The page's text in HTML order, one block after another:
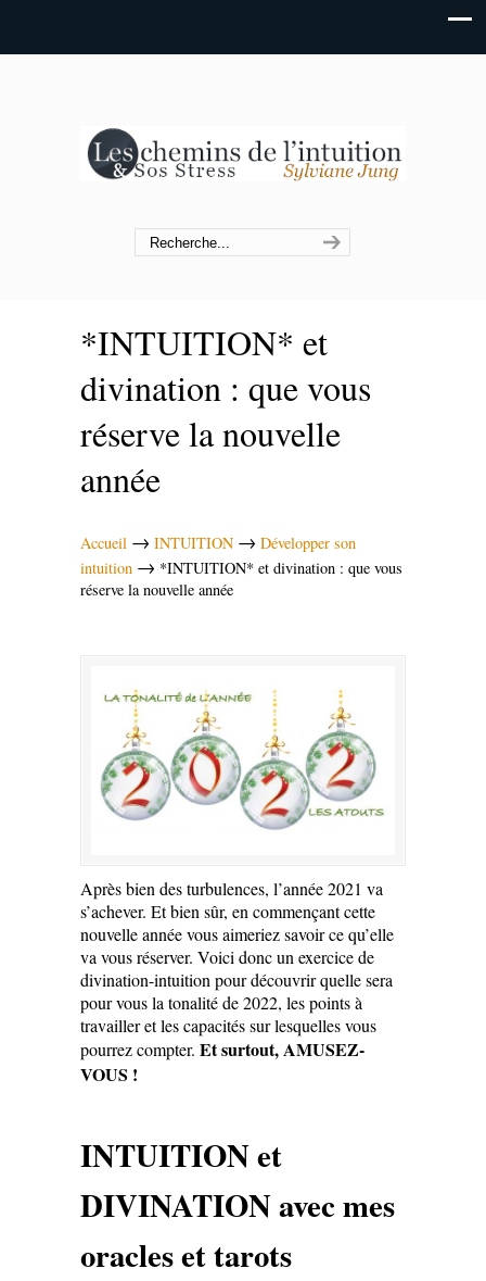
*INTUITION* et
divination : que vous
réserve la nouvelle
année
Accueil → INTUITION → Développer son
intuition → *INTUITION* et divination : que vous
réserve la nouvelle année
Après bien des turbulences, l’année 2021 va
s’achever. Et bien sûr, en commençant cette
nouvelle année vous aimeriez savoir ce qu’elle
va vous réserver. Voici donc un exercice de
divination-intuition pour découvrir quelle sera
pour vous la tonalité de 2022, les points à
travailler et les capacités sur lesquelles vous
pourrez compter. Et surtout, AMUSEZ-
VOUS !
INTUITION et
DIVINATION avec mes
oracles et tarots